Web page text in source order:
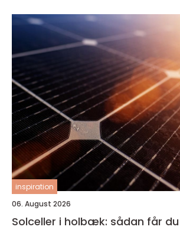
inspiration
06. August 2026
Solceller i holbæk: sådan får